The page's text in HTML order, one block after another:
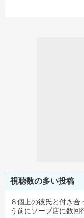
視聴数の多い投稿
８個上の彼氏と付き合
う前にソープ店に数回